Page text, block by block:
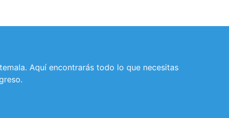
Aquí encontrarás todo lo que necesitas